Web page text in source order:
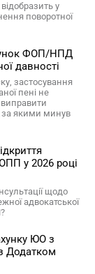
у
поворотної
ФОП/НПД
давності
застосування
пені не
за якими минув
у 2026 році
щодо
адвокатської
ЮО з
Додатком